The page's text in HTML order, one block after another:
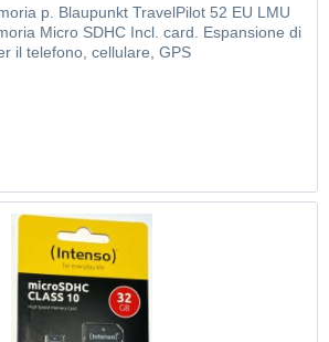
p. Blaupunkt TravelPilot 52 EU LMU
Micro SDHC Incl. card. Espansione di
il telefono, cellulare, GPS